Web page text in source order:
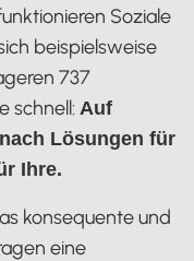
Soziale
beispielsweise
737
schnell: Auf
Lösungen für
Ihre.
konsequente und
eine